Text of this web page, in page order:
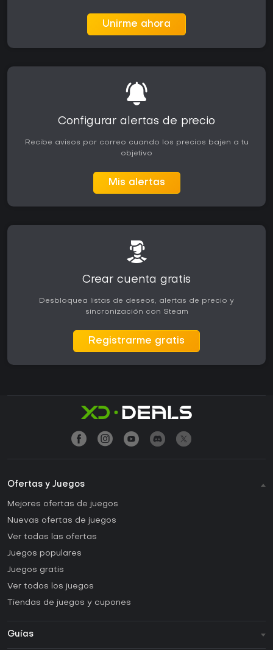
Unirme ahora
Configurar alertas de precio
Recibe avisos por correo cuando los precios bajen a tu
objetivo
Mis alertas
Crear cuenta gratis
Desbloquea listas de deseos, alertas de precio y
sincronización con Steam
Registrarme gratis
Ofertas y Juegos
Mejores ofertas de juegos
Nuevas ofertas de juegos
Ver todas las ofertas
Juegos populares
Juegos gratis
Ver todos los juegos
Tiendas de juegos y cupones
Guías